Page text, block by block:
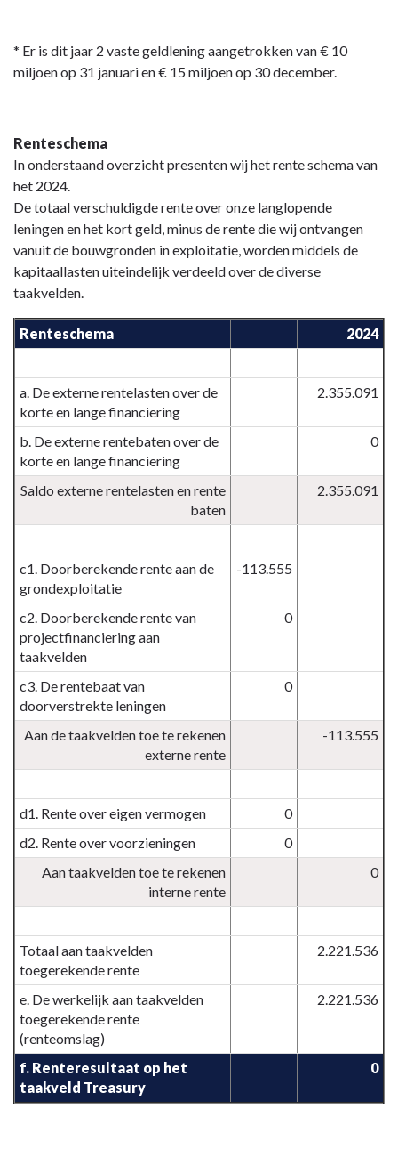
* Er is dit jaar 2 vaste geldlening aangetrokken van € 10
miljoen op 31 januari en € 15 miljoen op 30 december.
Renteschema
In onderstaand overzicht presenten wij het rente schema van
het 2024.
De totaal verschuldigde rente over onze langlopende
leningen en het kort geld, minus de rente die wij ontvangen
vanuit de bouwgronden in exploitatie, worden middels de
kapitaallasten uiteindelijk verdeeld over de diverse
taakvelden.
Renteschema 2024
a. De externe rentelasten over de
korte en lange financiering
2.355.091
b. De externe rentebaten over de
korte en lange financiering
0
Saldo externe rentelasten en rente
baten
2.355.091
c1. Doorberekende rente aan de
grondexploitatie
-113.555
c2. Doorberekende rente van
projectfinanciering aan
taakvelden
0
c3. De rentebaat van
doorverstrekte leningen
0
Aan de taakvelden toe te rekenen
externe rente
-113.555
d1. Rente over eigen vermogen
0
d2. Rente over voorzieningen
0
Aan taakvelden toe te rekenen
interne rente
0
Totaal aan taakvelden
toegerekende rente
2.221.536
e. De werkelijk aan taakvelden
toegerekende rente
(renteomslag)
2.221.536
f. Renteresultaat op het
taakveld Treasury
0